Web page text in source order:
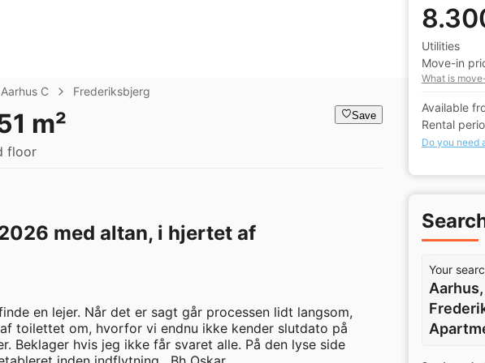
Aarhus C Frederiksbjerg
m²
floor
Save
med altan, i hjertet af
Utilities
Move-in
What is
Available
Rental
Do you need
Your